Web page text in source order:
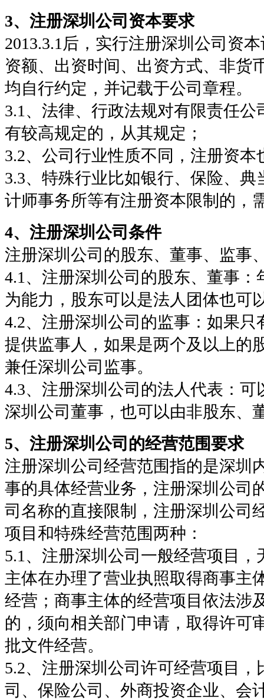
3、注册深圳公司资本要求
2013.3.1后，实行注册深圳公司资
资额、出资时间、出资方式、非货
均自行约定，并记载于公司章程。
3.1、法律、行政法规对有限责任
有较高规定的，从其规定；
3.2、公司行业性质不同，注册资本
3.3、特殊行业比如银行、保险、
计师事务所等有注册资本限制的，
4、注册深圳公司条件
注册深圳公司的股东、董事、监事
4.1、注册深圳公司的股东、董事：
为能力，股东可以是法人团体也可
4.2、注册深圳公司的监事：如果只
提供监事人，如果是两个及以上的
兼任深圳公司监事。
4.3、注册深圳公司的法人代表：可
深圳公司董事，也可以由非股东、
5、注册深圳公司的经营范围要求
注册深圳公司经营范围指的是深圳
事的具体经营业务，注册深圳公司
司名称的直接限制，注册深圳公司
项目和特殊经营范围两种：
5.1、注册深圳公司一般经营项目
主体在办理了营业执照取得商事主
经营；商事主体的经营项目依法涉
的，须向相关部门申请，取得许可
批文件经营。
5.2、注册深圳公司许可经营项目，
司、保险公司、外商投资企业、会